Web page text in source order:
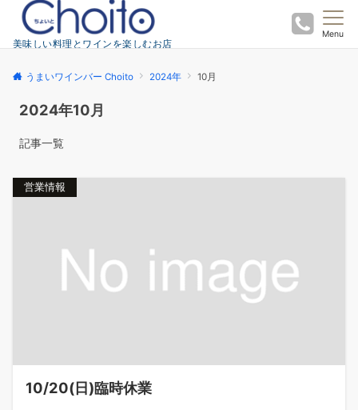
美味しい料理とワインを楽しむお店
Menu
うまいワインバー Choito 2024年 10月
2024年10月
記事一覧
営業情報
10/20(日)臨時休業